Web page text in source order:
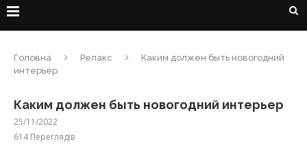
Головна Релакс
Каким должен быть новогодний
интерьер
Каким должен быть новогодний интерьер
25/11/2022
614Переглядів